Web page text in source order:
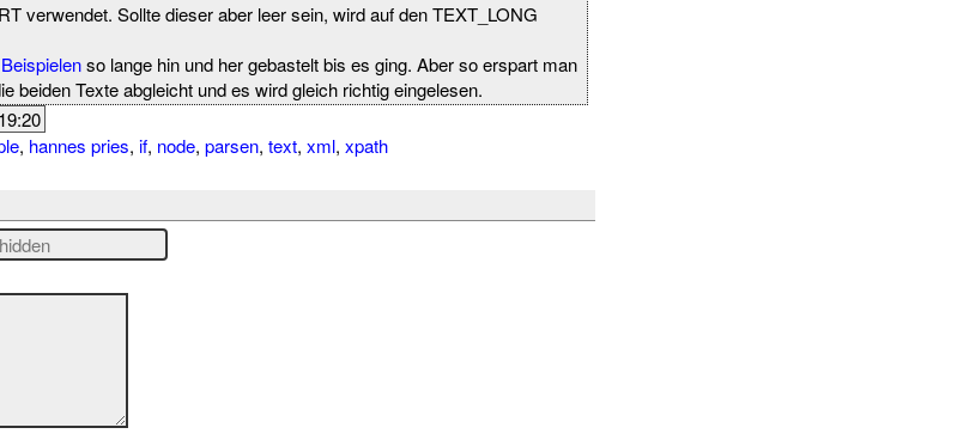
verwendet. Sollte dieser aber leer sein, wird auf den TEXT_LONG
so lange hin und her gebastelt bis es ging. Aber so erspart man
beiden Texte abgleicht und es wird gleich richtig eingelesen.
, hannes pries, if, node, parsen, text, xml, xpath